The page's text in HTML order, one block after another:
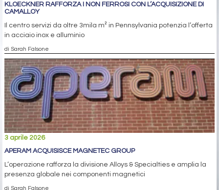
KLOECKNER RAFFORZA I NON FERROSI CON L’ACQUISIZIONE DI
CAMALLOY
Il centro servizi da oltre 3mila m² in Pennsylvania potenzia l’offerta
in acciaio inox e alluminio
di Sarah Falsone
3 aprile 2026
APERAM ACQUISISCE MAGNETEC GROUP
L’operazione rafforza la divisione Alloys & Specialties e amplia la
presenza globale nei componenti magnetici
di Sarah Falsone